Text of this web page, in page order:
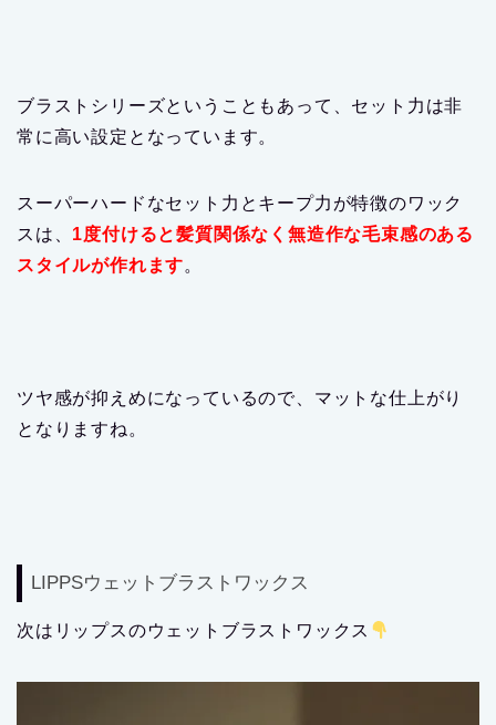
ブラストシリーズということもあって、セット力は非
常に高い設定となっています。
スーパーハードなセット力とキープ力が特徴のワック
スは、 1度付けると髪質関係なく無造作な毛束感のある
スタイルが作れます。
ツヤ感が抑えめになっているので、マットな仕上がり
となりますね。
LIPPSウェットブラストワックス
次はリップスのウェットブラストワックス